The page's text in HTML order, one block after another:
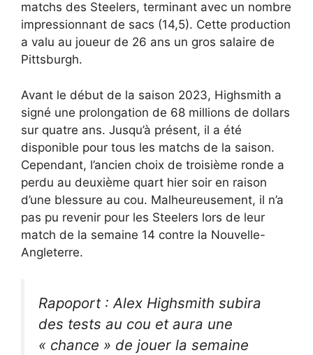
matchs des Steelers, terminant avec un nombre
impressionnant de sacs (14,5). Cette production
a valu au joueur de 26 ans un gros salaire de
Pittsburgh.
Avant le début de la saison 2023, Highsmith a
signé une prolongation de 68 millions de dollars
sur quatre ans. Jusqu’à présent, il a été
disponible pour tous les matchs de la saison.
Cependant, l’ancien choix de troisième ronde a
perdu au deuxième quart hier soir en raison
d’une blessure au cou. Malheureusement, il n’a
pas pu revenir pour les Steelers lors de leur
match de la semaine 14 contre la Nouvelle-
Angleterre.
Rapoport : Alex Highsmith subira
des tests au cou et aura une
« chance » de jouer la semaine